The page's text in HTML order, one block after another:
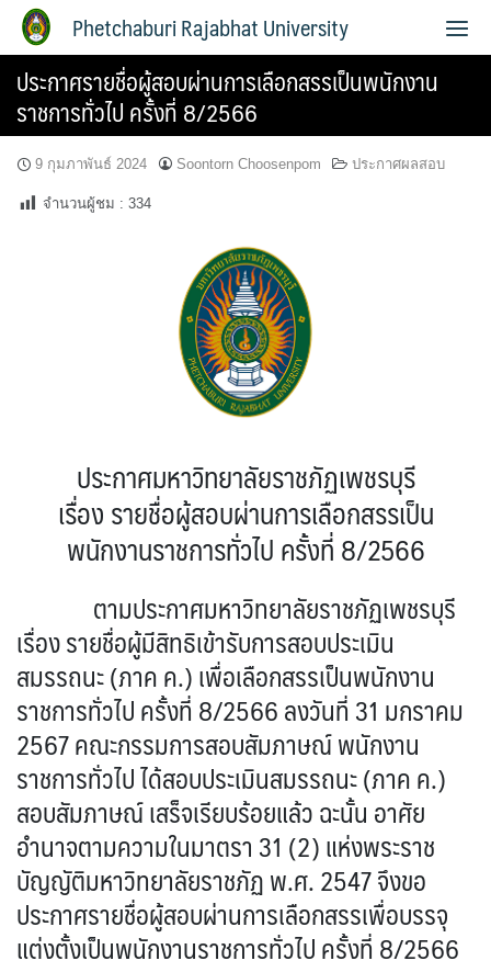
Phetchaburi Rajabhat University
ประกาศรายชื่อผู้สอบผ่านการเลือกสรรเป็นพนักงาน
ราชการทั่วไป ครั้งที่ 8/2566
9 กุมภาพันธ์ 2024 Soontorn Choosenpom ประกาศผลสอบ
จำนวนผู้ชม : 334
ประกาศมหาวิทยาลัยราชภัฏเพชรบุรี
เรื่อง รายชื่อผู้สอบผ่านการเลือกสรรเป็น
พนักงานราชการทั่วไป ครั้งที่ 8/2566
ตามประกาศมหาวิทยาลัยราชภัฏเพชรบุรี
เรื่อง รายชื่อผู้มีสิทธิเข้ารับการสอบประเมิน
สมรรถนะ (ภาค ค.) เพื่อเลือกสรรเป็นพนักงาน
ราชการทั่วไป ครั้งที่ 8/2566 ลงวันที่ 31 มกราคม
2567 คณะกรรมการสอบสัมภาษณ์ พนักงาน
ราชการทั่วไป ได้สอบประเมินสมรรถนะ (ภาค ค.)
สอบสัมภาษณ์ เสร็จเรียบร้อยแล้ว ฉะนั้น อาศัย
อำนาจตามความในมาตรา 31 (2) แห่งพระราช
บัญญัติมหาวิทยาลัยราชภัฏ พ.ศ. 2547 จึงขอ
ประกาศรายชื่อผู้สอบผ่านการเลือกสรรเพื่อบรรจุ
แต่งตั้งเป็นพนักงานราชการทั่วไป ครั้งที่ 8/2566